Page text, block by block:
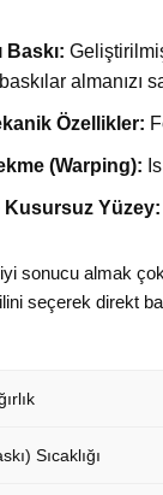
Baskı:
almanızı
Özellikler:
(Warping):
Kusursuz Yüzey:
sonucu almak
seçerek direkt
Sıcaklığı